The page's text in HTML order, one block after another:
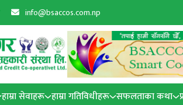
info@bsaccos.com.np
हाम्रा सेवाहरू हाम्रा गतिविधीहरू सफलताका कथा